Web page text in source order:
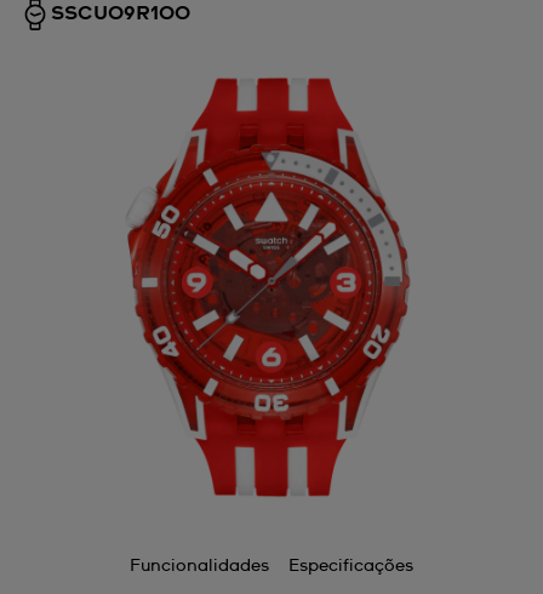
SSCU09R100
Funcionalidades Especificações